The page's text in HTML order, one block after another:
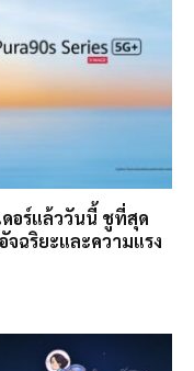
ดอร์แล้ววันนี้ ชูที่สุด
ฉริยะและความแรง